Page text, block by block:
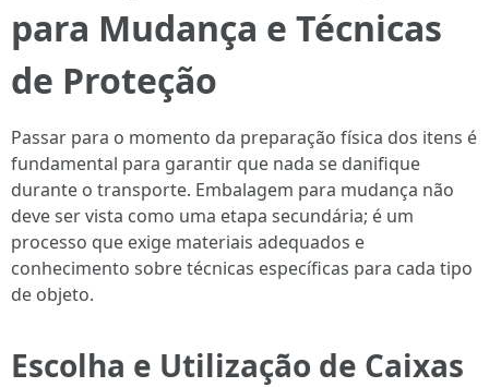
para Mudança e Técnicas
de Proteção
Passar para o momento da preparação física dos itens é
fundamental para garantir que nada se danifique
durante o transporte. Embalagem para mudança não
deve ser vista como uma etapa secundária; é um
processo que exige materiais adequados e
conhecimento sobre técnicas específicas para cada tipo
de objeto.
Escolha e Utilização de Caixas